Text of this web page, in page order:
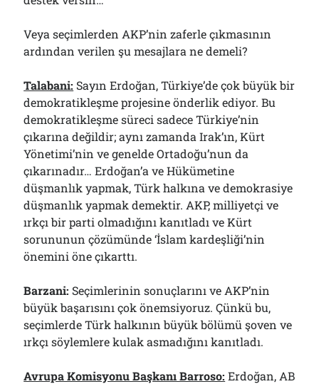
Veya seçimlerden AKP’nin zaferle çıkmasının
ardından verilen şu mesajlara ne demeli?
Talabani: Sayın Erdoğan, Türkiye’de çok büyük bir
demokratikleşme projesine önderlik ediyor. Bu
demokratikleşme süreci sadece Türkiye’nin
çıkarına değildir; aynı zamanda Irak’ın, Kürt
Yönetimi’nin ve genelde Ortadoğu’nun da
çıkarınadır… Erdoğan’a ve Hükümetine
düşmanlık yapmak, Türk halkına ve demokrasiye
düşmanlık yapmak demektir. AKP, milliyetçi ve
ırkçı bir parti olmadığını kanıtladı ve Kürt
sorununun çözümünde ‘İslam kardeşliği’nin
önemini öne çıkarttı.
Barzani: Seçimlerinin sonuçlarını ve AKP’nin
büyük başarısını çok önemsiyoruz. Çünkü bu,
seçimlerde Türk halkının büyük bölümü şoven ve
ırkçı söylemlere kulak asmadığını kanıtladı.
Avrupa Komisyonu Başkanı Barroso: Erdoğan, AB